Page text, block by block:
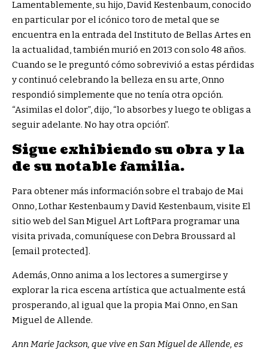
Lamentablemente, su hijo, David Kestenbaum, conocido
en particular por el icónico toro de metal que se
encuentra en la entrada del Instituto de Bellas Artes en
la actualidad, también murió en 2013 con solo 48 años.
Cuando se le preguntó cómo sobrevivió a estas pérdidas
y continuó celebrando la belleza en su arte, Onno
respondió simplemente que no tenía otra opción.
“Asimilas el dolor”, dijo, “lo absorbes y luego te obligas a
seguir adelante. No hay otra opción”.
Sigue exhibiendo su obra y la
de su notable familia.
Para obtener más información sobre el trabajo de Mai
Onno, Lothar Kestenbaum y David Kestenbaum, visite El
sitio web del San Miguel Art LoftPara programar una
visita privada, comuníquese con Debra Broussard al
[email protected].
Además, Onno anima a los lectores a sumergirse y
explorar la rica escena artística que actualmente está
prosperando, al igual que la propia Mai Onno, en San
Miguel de Allende.
Ann Marie Jackson, que vive en San Miguel de Allende, es